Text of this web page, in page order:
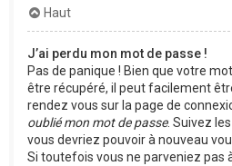
Haut
J’ai perdu mon mot de passe !
Pas de panique ! Bien que votre
être récupéré, il peut facilement
rendez vous sur la page de
oublié mon mot de passe. Suivez
vous devriez pouvoir à nouveau
Si toutefois vous ne parveniez pas